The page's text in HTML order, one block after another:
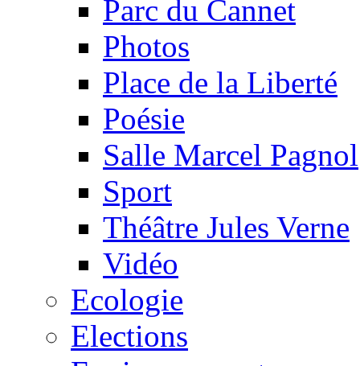
Parc du Cannet
Photos
Place de la Liberté
Poésie
Salle Marcel Pagnol
Sport
Théâtre Jules Verne
Vidéo
Ecologie
Elections